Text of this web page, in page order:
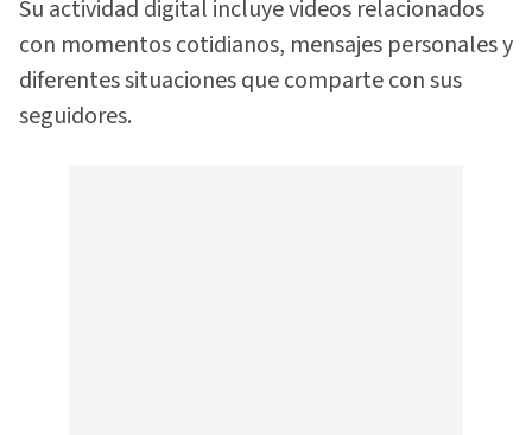
Su actividad digital incluye videos relacionados
con momentos cotidianos, mensajes personales y
diferentes situaciones que comparte con sus
seguidores.